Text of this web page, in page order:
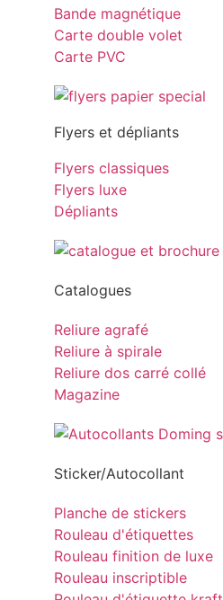
Bande magnétique
Carte double volet
Carte PVC
Flyers et dépliants
Flyers classiques
Flyers luxe
Dépliants
Catalogues
Reliure agrafé
Reliure à spirale
Reliure dos carré collé
Magazine
Sticker/Autocollant
Planche de stickers
Rouleau d'étiquettes
Rouleau finition de luxe
Rouleau inscriptible